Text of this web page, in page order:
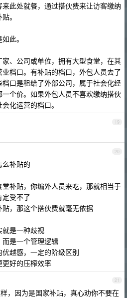
此处就餐，通过搭伙费来让访客缴纳
。
此。
、公司或单位，拥有大型食堂，在其
档口。有补贴的档口，外包人员去了
口是租给了外部公司，属于社会化经
个价。如果外包人员不喜欢缴纳搭伙
化运营的档口。
19
20
补贴的
补贴，你编外人员来吃，那就相当于
定受不了
，那这个搭伙费就毫无依据
就是一种歧视
是一个管理逻辑
越感，一定的阶级区别
好的压榨效率
21
，因为是国家补贴，真心劝你不要在